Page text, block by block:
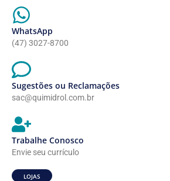
WhatsApp
(47) 3027-8700
Sugestões ou Reclamações
sac@quimidrol.com.br
Trabalhe Conosco
Envie seu currículo
LOJAS